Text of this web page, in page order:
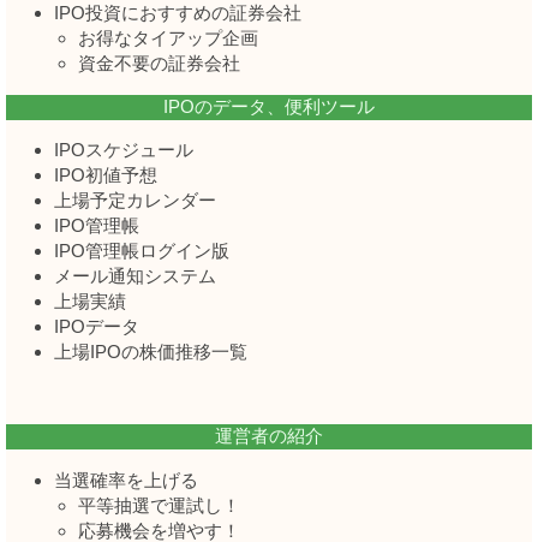
IPO投資におすすめの証券会社
お得なタイアップ企画
資金不要の証券会社
IPOのデータ、便利ツール
IPOスケジュール
IPO初値予想
上場予定カレンダー
IPO管理帳
IPO管理帳ログイン版
メール通知システム
上場実績
IPOデータ
上場IPOの株価推移一覧
運営者の紹介
当選確率を上げる
平等抽選で運試し！
応募機会を増やす！